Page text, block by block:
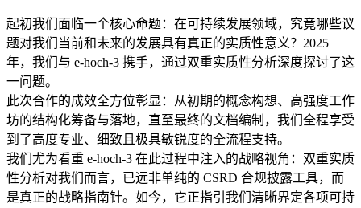
起初我们面临一个核心命题：在可持续发展领域，究竟哪些议
题对我们当前和未来的发展具有真正的实质性意义？2025
年，我们与 e-hoch-3 携手，通过双重实质性分析深度探讨了这
一问题。
此次合作的成效全方位彰显：从初期的概念构想、高强度工作
坊的结构化筹备与落地，直至最终的文档编制，我们全程享受
到了高度专业、细致且极具敏锐度的全流程支持。
我们尤为看重 e-hoch-3 在此过程中注入的战略视角：双重实质
性分析对我们而言，已远非单纯的 CSRD 合规披露工具，而
是真正的战略指南针。如今，它正指引我们清晰界定各项可持